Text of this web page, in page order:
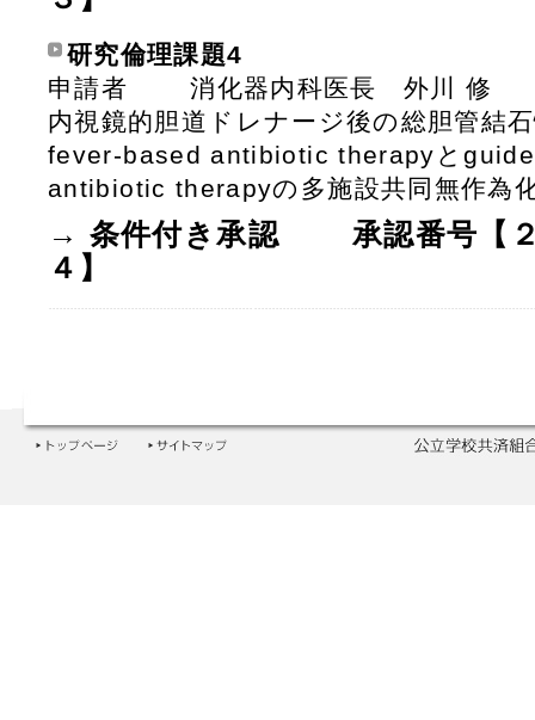
研究倫理課題4
申請者 消化器内科医長 外川 修
内視鏡的胆道ドレナージ後の総胆管結
fever-based antibiotic therapyと
antibiotic therapyの多施設共同無作為
→ 条件付き承認 承認番号【２
４】